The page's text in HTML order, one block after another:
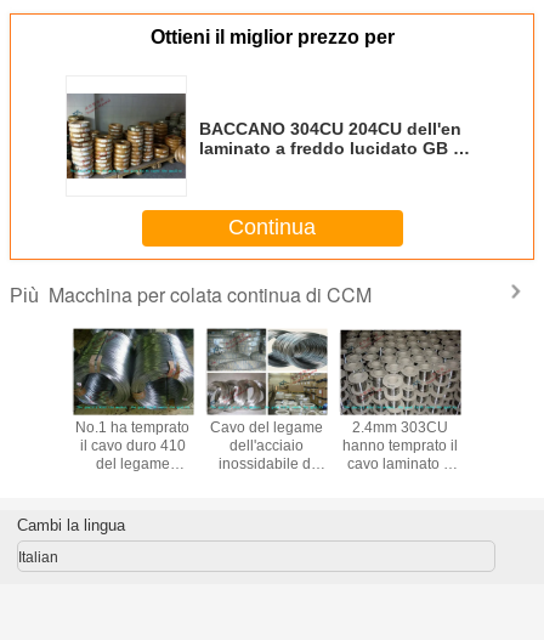
Ottieni il miglior prezzo per
BACCANO 304CU 204CU dell'en
laminato a freddo lucidato GB del
rivestimento luminoso
Continua
Più Macchina per colata continua di CCM
legame
con
No.1 ha temprato
il cavo duro 410
del legame
430 303 per
Scruber, spessore
0.12mm
Cavo del legame
dell'acciaio
inossidabile di
acciaio per molle
chimico
2.4mm 303CU
hanno temprato il
cavo laminato a
inossidabile 314
316L
321 per
Cambi la lingua
Italian